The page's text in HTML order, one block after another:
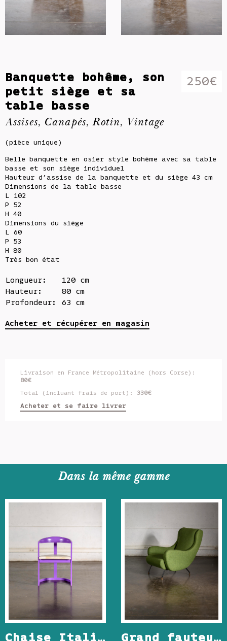
250€
Banquette bohême, son
petit siège et sa
table basse
Assises, Canapés,Rotin, Vintage
(pièce unique)
Belle banquette en osier style bohème avec sa table
basse et son siège individuel
Hauteur d’assise de la banquette et du siège 43 cm
Dimensions de la table basse
L 102
P 52
H 40
Dimensions du siège
L 60
P 53
H 80
Très bon état
Longueur:
120 cm
Hauteur:
80 cm
Profondeur:
63 cm
Acheter et récupérer en magasin
Livraison en France Métropolitaine (hors Corse):
80€
Total (incluant frais de port): 330€
Acheter et se faire livrer
Dans la même gamme
Chaise Italienne en bois laqué Grand fauteuil Italien